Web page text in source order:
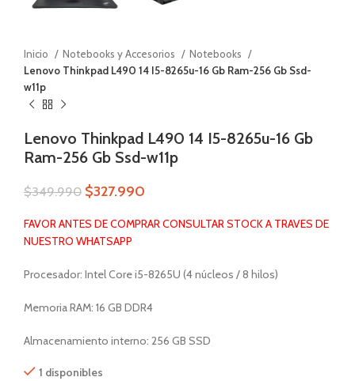
Inicio Notebooks y Accesorios
Notebooks
Lenovo Thinkpad L490 14 I5-8265u-16 Gb Ram-256 Gb Ssd-
w11p
Lenovo Thinkpad L490 14 I5-8265u-16 Gb
Ram-256 Gb Ssd-w11p
$349.990 $327.990
FAVOR ANTES DE COMPRAR CONSULTAR STOCK A TRAVES DE
NUESTRO WHATSAPP
Procesador: Intel Core i5-8265U (4 núcleos / 8 hilos)
Memoria RAM: 16 GB DDR4
Almacenamiento interno: 256 GB SSD
1 disponibles